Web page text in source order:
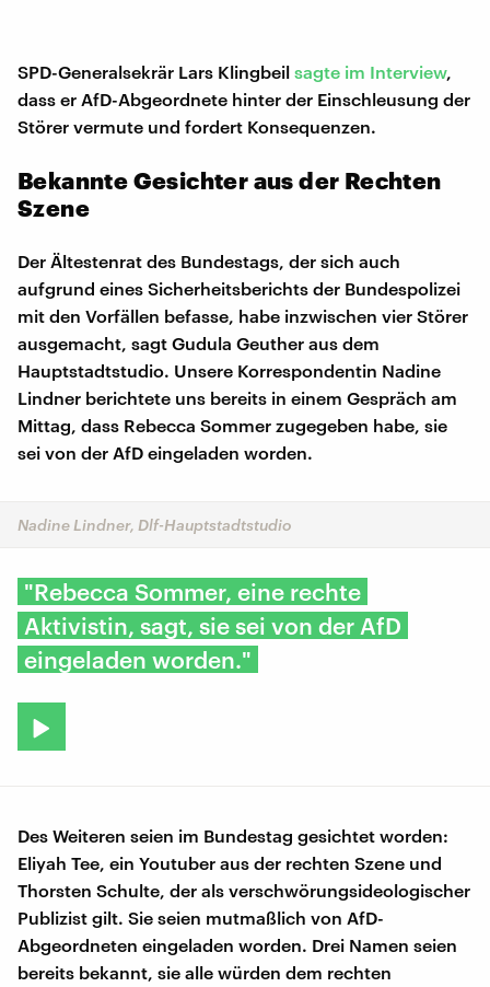
SPD-Generalsekrär Lars Klingbeil sagte im Interview,
dass er AfD-Abgeordnete hinter der Einschleusung der
Störer vermute und fordert Konsequenzen.
Bekannte Gesichter aus der Rechten
Szene
Der Ältestenrat des Bundestags, der sich auch
aufgrund eines Sicherheitsberichts der Bundespolizei
mit den Vorfällen befasse, habe inzwischen vier Störer
ausgemacht, sagt Gudula Geuther aus dem
Hauptstadtstudio. Unsere Korrespondentin Nadine
Lindner berichtete uns bereits in einem Gespräch am
Mittag, dass Rebecca Sommer zugegeben habe, sie
sei von der AfD eingeladen worden.
Nadine Lindner, Dlf-Hauptstadtstudio
"Rebecca Sommer, eine rechte
Aktivistin, sagt, sie sei von der AfD
eingeladen worden."
Des Weiteren seien im Bundestag gesichtet worden:
Eliyah Tee, ein Youtuber aus der rechten Szene und
Thorsten Schulte, der als verschwörungsideologischer
Publizist gilt. Sie seien mutmaßlich von AfD-
Abgeordneten eingeladen worden. Drei Namen seien
bereits bekannt, sie alle würden dem rechten